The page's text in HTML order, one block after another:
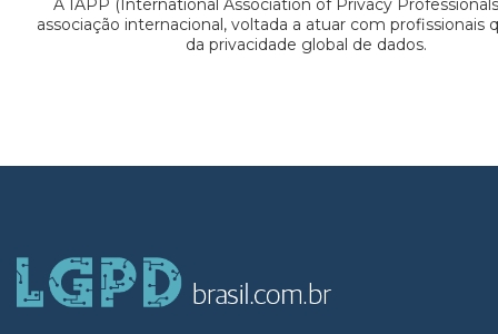
A IAPP (International Association of Privacy
associação internacional, voltada a atuar com profissionais
da privacidade global de dados.